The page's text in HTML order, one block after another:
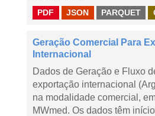
PDF JSON PARQUET
Geração Comercial Para
Internacional
Dados de Geração e Fluxo
exportação internacional
na modalidade comercial,
MWmed. Os dados têm